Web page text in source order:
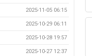
2025-11-05 06:15
2025-10-29 06:11
2025-10-28 19:57
2025-10-27 12:37